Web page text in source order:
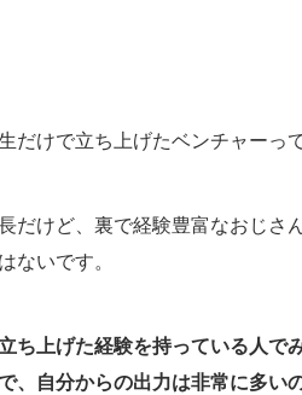
けで立ち上げたベンチャーっ
だけど、裏で経験豊富なおじさ
ないです。
ち上げた経験を持っている人で
、自分からの出力は非常に多い